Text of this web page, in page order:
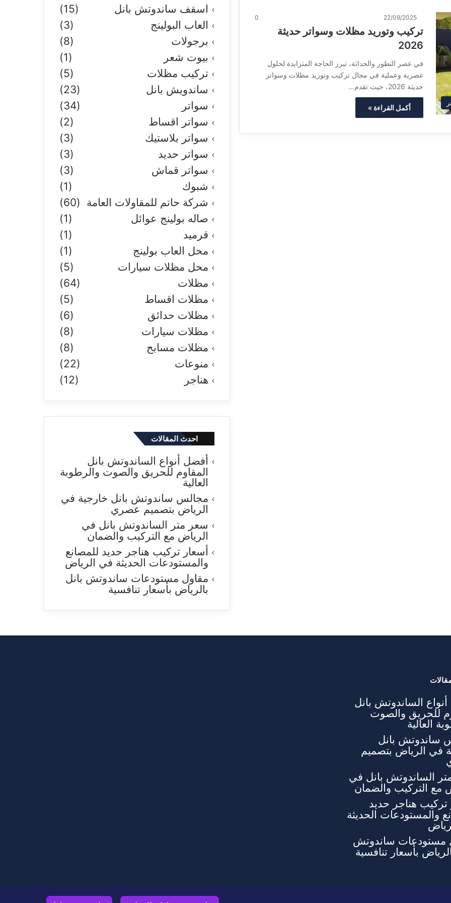
22/09/2025
0
تركيب وتوريد مظلات وسواتر حديثة
2026
في عصر التطور والحداثة، تبرز الحاجة المتزايدة لحلول
عصرية وعملية في مجال تركيب وتوريد مظلات وسواتر
حديثة 2026، حيث تقدم…
أكمل القراءة »
اسقف ساندوتش بانل
(15)
العاب البولينج
(3)
برجولات
(8)
بيوت شعر
(1)
تركيب مظلات
(5)
ساندويش بانل
(23)
سواتر
(34)
سواتر اقساط
(2)
سواتر بلاستيك
(3)
سواتر حديد
(3)
سواتر قماش
(3)
شبوك
(1)
شركة حاتم للمقاولات العامة (60)
صاله بولينج عوائل
(1)
قرميد
(1)
محل العاب بولينج
(1)
محل مظلات سيارات
(5)
مظلات
(64)
مظلات اقساط
(5)
مظلات حدائق
(6)
مظلات سيارات
(8)
مظلات مسابح
(8)
منوعات
(22)
هناجر
(12)
احدث المقالات
أفضل أنواع الساندوتش بانل
المقاوم للحريق والصوت والرطوبة
العالية
مجالس ساندوتش بانل خارجية في
الرياض بتصميم عصري
سعر متر الساندوتش بانل في
الرياض مع التركيب والضمان
أسعار تركيب هناجر حديد للمصانع
والمستودعات الحديثة في الرياض
مقاول مستودعات ساندوتش بانل
بالرياض بأسعار تنافسية
الساندوتش بانل
للحريق والصوت
العالية
ساندوتش بانل
في الرياض بتصميم
الساندوتش بانل في
مع التركيب والضمان
تركيب هناجر حديد
والمستودعات الحديثة
مستودعات ساندوتش
بأسعار تنافسية